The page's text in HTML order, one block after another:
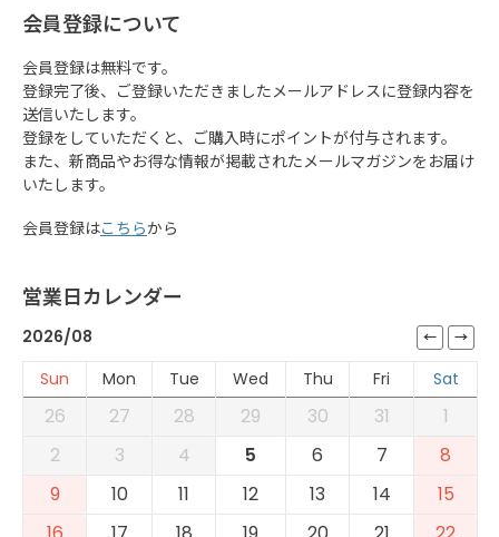
会員登録について
会員登録は無料です。
登録完了後、ご登録いただきましたメールアドレスに登録内容を
送信いたします。
登録をしていただくと、ご購入時にポイントが付与されます。
また、新商品やお得な情報が掲載されたメールマガジンをお届け
いたします。
会員登録はこちらから
営業日カレンダー
2026/08
Sun
Mon Tue Wed Thu Fri Sat
26 27 28 29 30 31
1
2
3 4 5 6 7
8
9
10 11 12 13 14
15